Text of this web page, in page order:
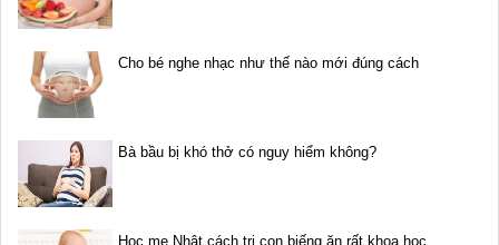
Cho bé nghe nhạc như thế nào mới đúng cách
Bà bầu bị khó thở có nguy hiểm không?
Học mẹ Nhật cách trị con biếng ăn rất khoa học